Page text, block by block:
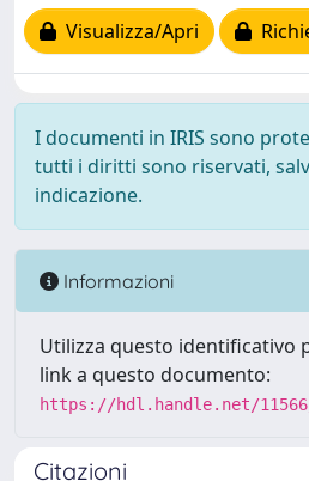
Visualizza/Apri
I documenti in IRIS sono
tutti i diritti sono riservati,
indicazione.
Informazioni
Utilizza questo identificativo
link a questo documento:
https://hdl.handle.net/11566/
Citazioni